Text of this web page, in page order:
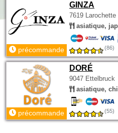
GINZA
7619 Larochette
asiatique,
précommande (86)
DORÉ
9047 Ettelbruck
asiatique,
précommande (55)